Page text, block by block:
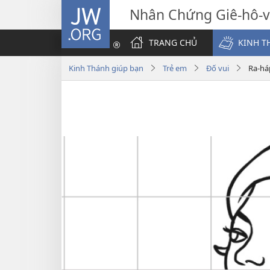
JW.ORG Nhân Chứng Giê-hô-
TRANG CHỦ
KINH
Kinh Thánh giúp bạn Trẻ em Đố vui Ra-